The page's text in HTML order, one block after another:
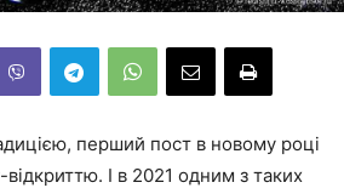
перший пост в новому році
І в 2021 одним з таких